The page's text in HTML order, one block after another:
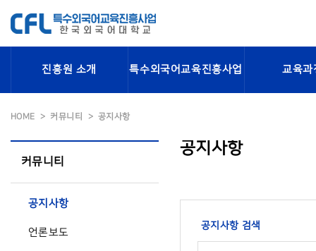
진흥원 소개 특수외국어교육진흥사업 교육과
HOME 커뮤니티 공지사항
커뮤니티
공지사항
언론보도
공지사항
공지사항 검색